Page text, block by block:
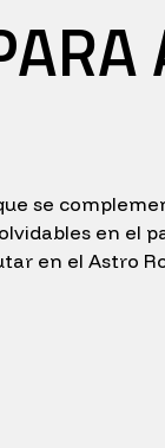
se
en el
en el Astro